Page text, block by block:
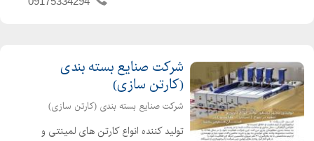
شرکت صنایع بسته بندی
(کارتن سازی)
شرکت صنایع بسته بندی (کارتن سازی)
تولید کننده انواع کارتن های لمینتی و